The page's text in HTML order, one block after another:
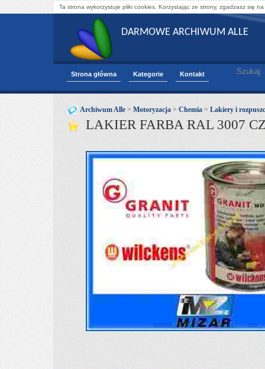
Ta strona wykorzystuje pliki cookies. Korzystając ze strony, zgadzasz się
DARMOWE ARCHIWUM ALLE
Strona główna Kategorie Kontakt Szukaj:
Archiwum Alle > Motoryzacja > Chemia > Lakiery i
LAKIER FARBA RAL 3007